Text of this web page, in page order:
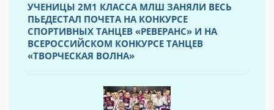
УЧЕНИЦЫ 2М1 КЛАССА МЛШ ЗАНЯЛИ ВЕСЬ
ПЬЕДЕСТАЛ ПОЧЕТА НА КОНКУРСЕ
СПОРТИВНЫХ ТАНЦЕВ «РЕВЕРАНС» И НА
ВСЕРОССИЙСКОМ КОНКУРСЕ ТАНЦЕВ
«ТВОРЧЕСКАЯ ВОЛНА»